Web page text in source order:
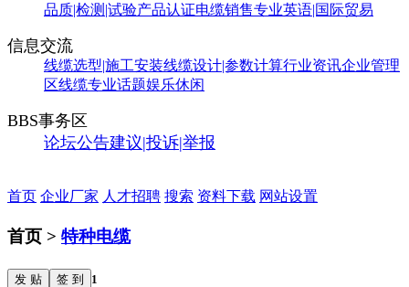
品质|检测|试验产品认证电缆销售专业英语|国际贸易
信息交流
线缆选型|施工安装线缆设计|参数计算行业资讯企业管理
区线缆专业话题娱乐休闲
BBS事务区
论坛公告建议|投诉|举报
首页 企业厂家 人才招聘 搜索 资料下载 网站设置
首页 > 特种电缆
发 贴 签 到 1